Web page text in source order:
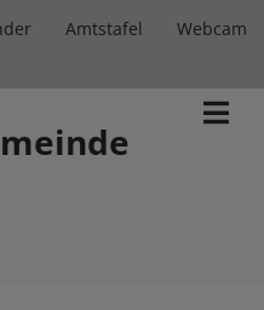
Amtstafel Webcam